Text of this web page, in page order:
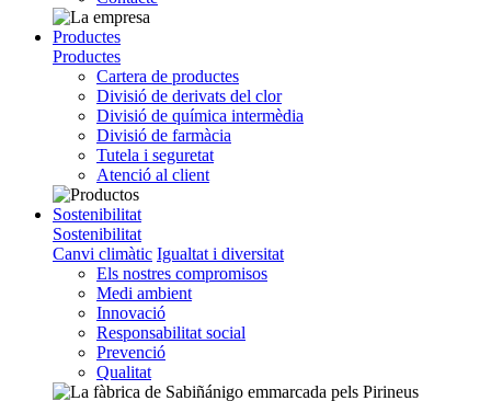
Productes
Productes
Cartera de productes
Divisió de derivats del clor
Divisió de química intermèdia
Divisió de farmàcia
Tutela i seguretat
Atenció al client
Sostenibilitat
Sostenibilitat
Canvi climàtic Igualtat i diversitat
Els nostres compromisos
Medi ambient
Innovació
Responsabilitat social
Prevenció
Qualitat